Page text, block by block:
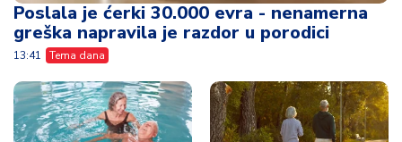
Poslala je ćerki 30.000 evra - nenamerna
greška napravila je razdor u porodici
13:41 Tema dana